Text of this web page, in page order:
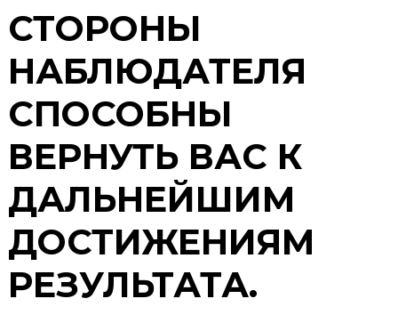
СТОРОНЫ
НАБЛЮДАТЕЛЯ
СПОСОБНЫ
ВЕРНУТЬ ВАС К
ДАЛЬНЕЙШИМ
ДОСТИЖЕНИЯМ
РЕЗУЛЬТАТА.